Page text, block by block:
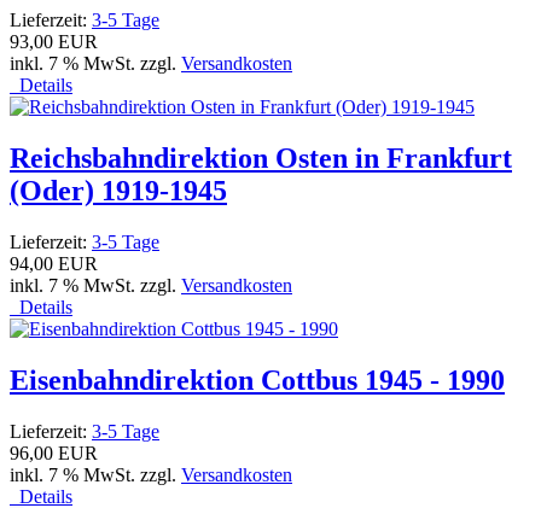
Lieferzeit: 3-5 Tage
93,00 EUR
inkl. 7 % MwSt. zzgl. Versandkosten
Details
Reichsbahndirektion Osten in Frankfurt
(Oder) 1919-1945
Lieferzeit: 3-5 Tage
94,00 EUR
inkl. 7 % MwSt. zzgl. Versandkosten
Details
Eisenbahndirektion Cottbus 1945 - 1990
Lieferzeit: 3-5 Tage
96,00 EUR
inkl. 7 % MwSt. zzgl. Versandkosten
Details